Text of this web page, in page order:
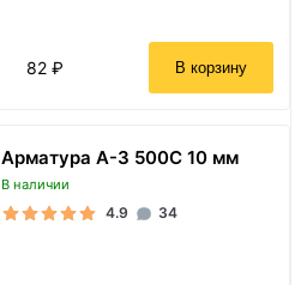
82 ₽ В корзину
Арматура А-3 500С 10 мм
В наличии
4.9 34